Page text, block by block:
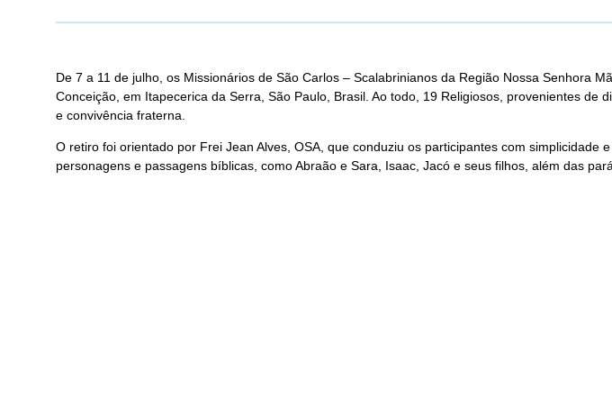
De 7 a 11 de julho, os Missionários de São Carlos – Scalabrinianos da Região Nossa Senhora
Conceição, em Itapecerica da Serra, São Paulo, Brasil. Ao todo, 19 Religiosos, provenientes
e convivência fraterna.
O retiro foi orientado por Frei Jean Alves, OSA, que conduziu os participantes com
personagens e passagens bíblicas, como Abraão e Sara, Isaac, Jacó e seus filhos, além das